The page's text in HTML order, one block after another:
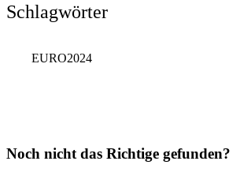
Schlagwörter
EURO2024
Noch nicht das Richtige gefunden?